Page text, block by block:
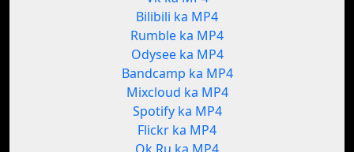
Bilibili ka MP4
Rumble ka MP4
Odysee ka MP4
Bandcamp ka MP4
Mixcloud ka MP4
Spotify ka MP4
Flickr ka MP4